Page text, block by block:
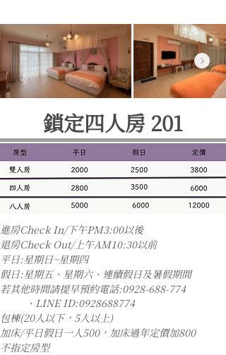
鎖定四人房 201
進房Check In/下午PM3:00以後
退房Check Out/上午AM10:30以前
平日:星期日~星期四
假日:星期五、星期六、連續假日及暑假期間
若其他時間請提早預約電話:0928-688-774
、LINE ID:0928688774
包棟(20人以下，5人以上)
加床/平日假日一人500，加床過年定價加800
不指定房型